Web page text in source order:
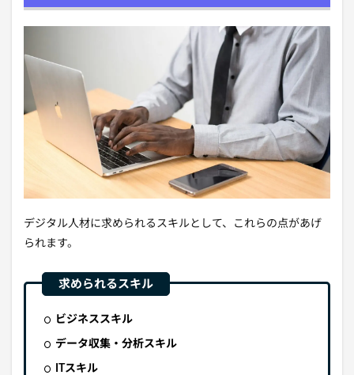
デジタル人材に求められるスキルとして、これらの点があげ
られます。
ビジネススキル
データ収集・分析スキル
ITスキル